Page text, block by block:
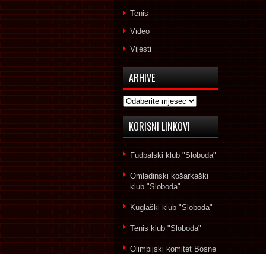
Tenis
Video
Vijesti
ARHIVE
Arhive
KORISNI LINKOVI
Fudbalski klub "Sloboda"
Omladinski košarkaški
klub "Sloboda"
Kuglaški klub "Sloboda"
Tenis klub "Sloboda"
Olimpijski komitet Bosne